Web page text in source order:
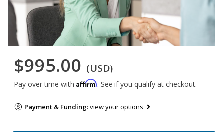
$995.00 (USD)
Pay over time with Affirm. See if you qualify at checkout.
Payment & Funding:view your options